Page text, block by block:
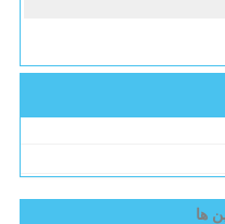
ها